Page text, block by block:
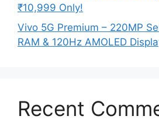
₹10,999 Only!
Vivo 5G Premium – 220MP
RAM & 120Hz AMOLED
Recent